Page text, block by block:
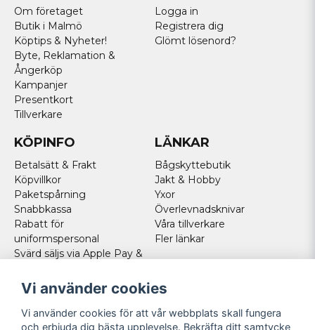
Om företaget
Butik i Malmö
Köptips & Nyheter!
Byte, Reklamation &
Ångerköp
Kampanjer
Presentkort
Tillverkare
Logga in
Registrera dig
Glömt lösenord?
KÖPINFO
Betalsätt & Frakt
Köpvillkor
Paketspårning
Snabbkassa
Rabatt för
uniformspersonal
Svärd säljs via Apple Pay &
Norska kunder
Cookies
LÄNKAR
Bågskyttebutik
Jakt & Hobby
Yxor
Överlevnadsknivar
Våra tillverkare
Fler länkar
FÖLJ OSS
Vi använder cookies
Vi använder cookies för att vår webbplats skall fungera
och erbjuda dig bästa upplevelse. Bekräfta ditt samtycke